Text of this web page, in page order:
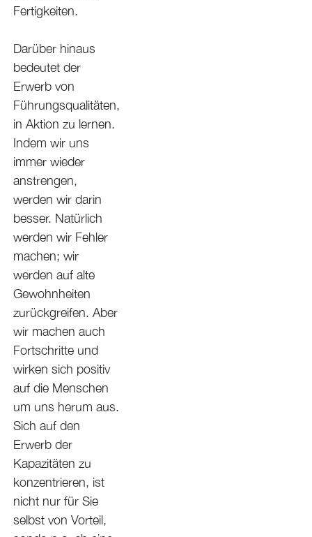
Fertigkeiten.
Darüber hinaus
bedeutet der
Erwerb von
Führungsqualitäten,
in Aktion zu lernen.
Indem wir uns
immer wieder
anstrengen,
werden wir darin
besser. Natürlich
werden wir Fehler
machen; wir
werden auf alte
Gewohnheiten
zurückgreifen. Aber
wir machen auch
Fortschritte und
wirken sich positiv
auf die Menschen
um uns herum aus.
Sich auf den
Erwerb der
Kapazitäten zu
konzentrieren, ist
nicht nur für Sie
selbst von Vorteil,